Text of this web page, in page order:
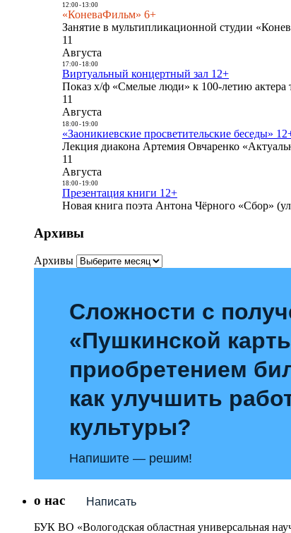
12:00- 13:00
«КоневаФильм» 6+
Занятие в мультипликационной студии
11
Августа
17:00- 18:00
Виртуальный концертный зал 12+
Показ х/ф «Смелые люди» к 100-летию
11
Августа
18:00- 19:00
«Заоникиевские просветительские беседы»
Лекция диакона Артемия Овчаренко
11
Августа
18:00- 19:00
Презентация книги 12+
Новая книга поэта Антона Чёрного «Сбор»
Архивы
Архивы
Сложности с
«Пушкинской
приобретением
как улучшить
культуры?
Напишите — решим!
Написать
о нас
БУК ВО «Вологодская областная универсальная